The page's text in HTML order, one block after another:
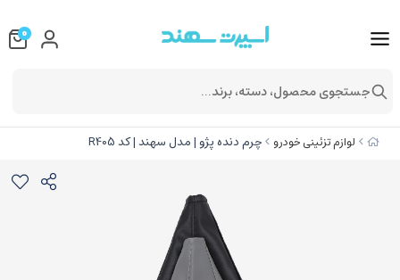
لوازم تزئینی خودرو چرم دنده پژو | مدل سهند | کد R405
0
جستجوی محصول، دسته، برند...